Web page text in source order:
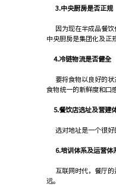
3.中央厨房是否正规
因为现在半成品餐饮
中央厨房是集团化及正
4.冷链物流是否健全
要将食物以良好的状
食物统一的新鲜度和口
5.餐饮店选址及营建
选对地址是一个很好
6.培训体系及运营体
互联网时代，餐厅的
远。